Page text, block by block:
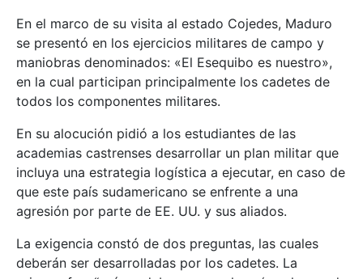
En el marco de su visita al estado Cojedes, Maduro
se presentó en los ejercicios militares de campo y
maniobras denominados: «El Esequibo es nuestro»,
en la cual participan principalmente los cadetes de
todos los componentes militares.
En su alocución pidió a los estudiantes de las
academias castrenses desarrollar un plan militar que
incluya una estrategia logística a ejecutar, en caso de
que este país sudamericano se enfrente a una
agresión por parte de EE. UU. y sus aliados.
La exigencia constó de dos preguntas, las cuales
deberán ser desarrolladas por los cadetes. La